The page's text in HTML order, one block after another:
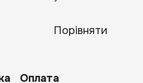
Порівняти
Оплата